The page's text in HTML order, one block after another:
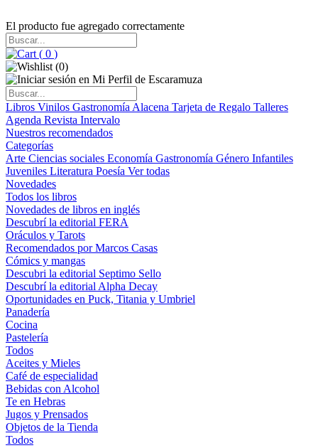
El producto fue agregado correctamente
( 0 )
(0)
Libros Vinilos Gastronomía Alacena Tarjeta de Regalo Talleres
Agenda Revista Intervalo
Nuestros recomendados
Categorías
Arte Ciencias sociales Economía Gastronomía Género Infantiles
Juveniles Literatura Poesía Ver todas
Novedades
Todos los libros
Novedades de libros en inglés
Descubrí la editorial FERA
Oráculos y Tarots
Recomendados por Marcos Casas
Cómics y mangas
Descubri la editorial Septimo Sello
Descubrí la editorial Alpha Decay
Oportunidades en Puck, Titania y Umbriel
Panadería
Cocina
Pastelería
Todos
Aceites y Mieles
Café de especialidad
Bebidas con Alcohol
Te en Hebras
Jugos y Prensados
Objetos de la Tienda
Todos